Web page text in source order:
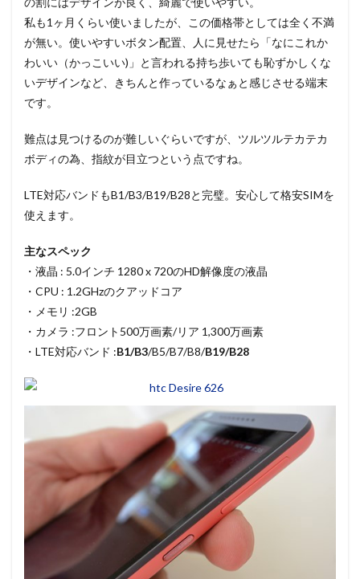
私も1ヶ月くらい使いましたが、この価格帯としては全く不満
が無い。使いやすいボタン配置、人に見せたら「なにこれか
わいい（かっこいい)」と言われる持ち歩いても恥ずかしくな
いデザインなど、きちんと作っているなぁと感じさせる端末
です。
難点は見つけるのが難しいぐらいですが、ツルツルテカテカ
ボディの為、指紋が目立つという点ですね。
LTE対応バンドもB1/B3/B19/B28と完璧。安心して格安SIMを
使えます。
主なスペック
・液晶 : 5.0インチ 1280 x 720のHD解像度の液晶
・CPU : 1.2GHzのクアッドコア
・メモリ :2GB
・カメラ :フロント500万画素/リア 1,300万画素
・LTE対応バンド :B1/B3/B5/B7/B8/B19/B28